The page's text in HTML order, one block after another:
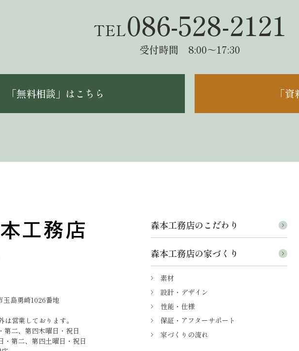
TEL086-528-2121
受付時間 8:00～17:30
「無料相談」はこちら 「
玉島勇崎1026番地
は営業しております。
第二、第四木曜日・祝日
・第二、第四土曜日・祝日
森本工務店のこだわり
森本工務店の家づくり
素材
設計・デザイン
性能・仕様
保証・アフターサポート
家づくりの流れ